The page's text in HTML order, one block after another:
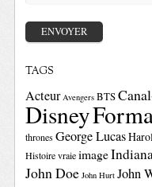
TAGS
Acteur Avengers BTS
Disney
thrones George Lucas
Histoire vraie image
John Doe John Hurt John